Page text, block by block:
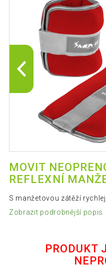
MOVIT
REFLEXNÍ
S manžetovou zátěží
Zobrazit podrobnější popis
PRODUKT